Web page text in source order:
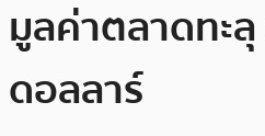
มูลค่าตลาดทะ
ดอลลาร์